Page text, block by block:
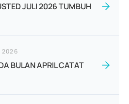
JULI 2026 TUMBUH
2026
BULAN APRIL CATAT